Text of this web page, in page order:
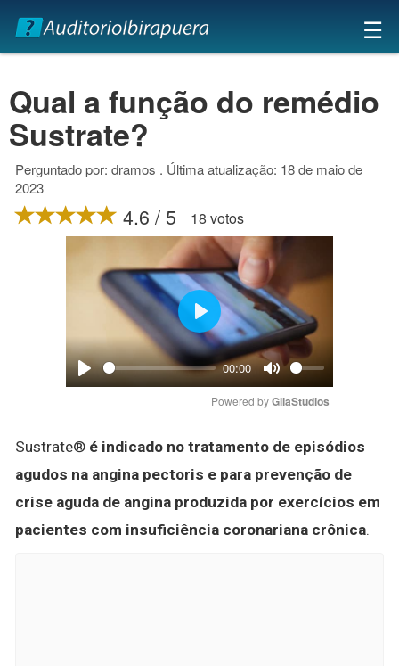
×
☰
Qual a função do remédio
Sustrate?
Perguntado por: dramos . Última atualização: 18 de maio de
2023
4.6 / 5 18 votos
Play
00:00
Mute
Play
Powered by GliaStudios
Sustrate® é indicado no tratamento de episódios
agudos na angina pectoris e para prevenção de
crise aguda de angina produzida por exercícios em
pacientes com insuficiência coronariana crônica.